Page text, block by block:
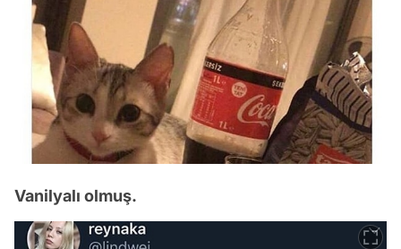
Vanilyalı olmuş.